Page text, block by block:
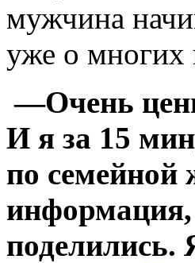
мужчина
уже о многих
—Очень
И я за 15
по семейной
поделились.